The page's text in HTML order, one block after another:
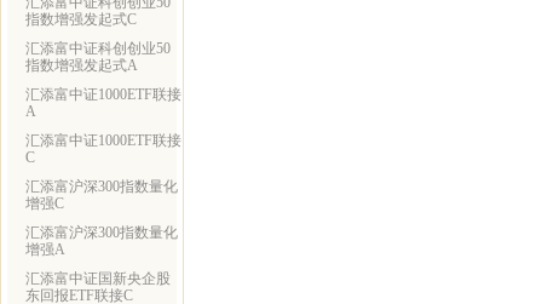
指数增强发起式C
汇添富中证科创创业50
指数增强发起式A
汇添富中证1000ETF联接
A
汇添富中证1000ETF联接
C
汇添富沪深300指数量化
增强C
汇添富沪深300指数量化
增强A
汇添富中证国新央企股
东回报ETF联接C